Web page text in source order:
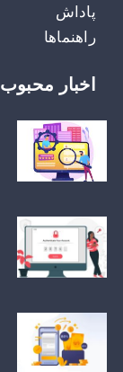
پاداش
راهنماها
اخبار محبوب